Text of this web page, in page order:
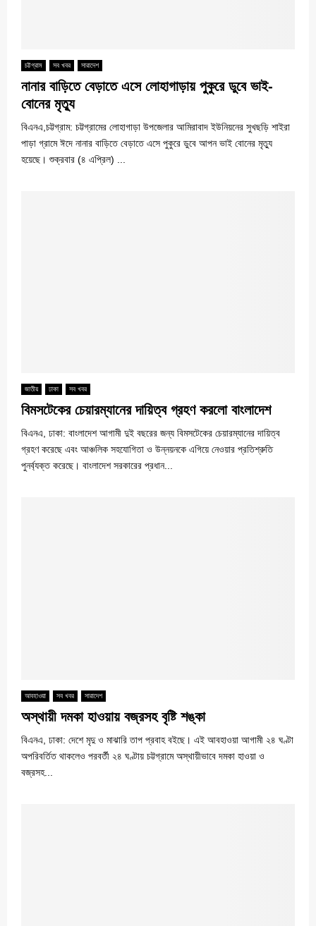
চট্টগ্রাম সব খবর সারাদেশ
নানার বাড়িতে বেড়াতে এসে লোহাগাড়ায় পুকুরে ডুবে ভাই-
বোনের মৃত্যু
বিএনএ,চট্টগ্রাম: চট্টগ্রামের লোহাগাড়া উপজেলার আমিরাবাদ ইউনিয়নের সুখছড়ি শাইরা
পাড়া গ্রামে ঈদে নানার বাড়িতে বেড়াতে এসে পুকুরে ডুবে আপন ভাই বোনের মৃত্যু
হয়েছে। শুক্রবার (৪ এপ্রিল) ...
জাতীয় ঢাকা সব খবর
বিমসটেকের চেয়ারম্যানের দায়িত্ব গ্রহণ করলো বাংলাদেশ
বিএনএ, ঢাকা: বাংলাদেশ আগামী দুই বছরের জন্য বিমসটেকের চেয়ারম্যানের দায়িত্ব
গ্রহণ করেছে এবং আঞ্চলিক সহযোগিতা ও উন্নয়নকে এগিয়ে নেওয়ার প্রতিশ্রুতি
পুনর্ব্যক্ত করেছে। বাংলাদেশ সরকারের প্রধান...
আবহাওয়া সব খবর সারাদেশ
অস্থায়ী দমকা হাওয়ায় বজ্রসহ বৃষ্টি শঙ্কা
বিএনএ, ঢাকা: দেশে মৃদু ও মাঝারি তাপ প্রবাহ বইছে। এই আবহাওয়া আগামী ২৪ ঘণ্টা
অপরিবর্তিত থাকলেও পরবর্তী ২৪ ঘণ্টায় চট্টগ্রামে অস্থায়ীভাবে দমকা হাওয়া ও
বজ্রসহ...